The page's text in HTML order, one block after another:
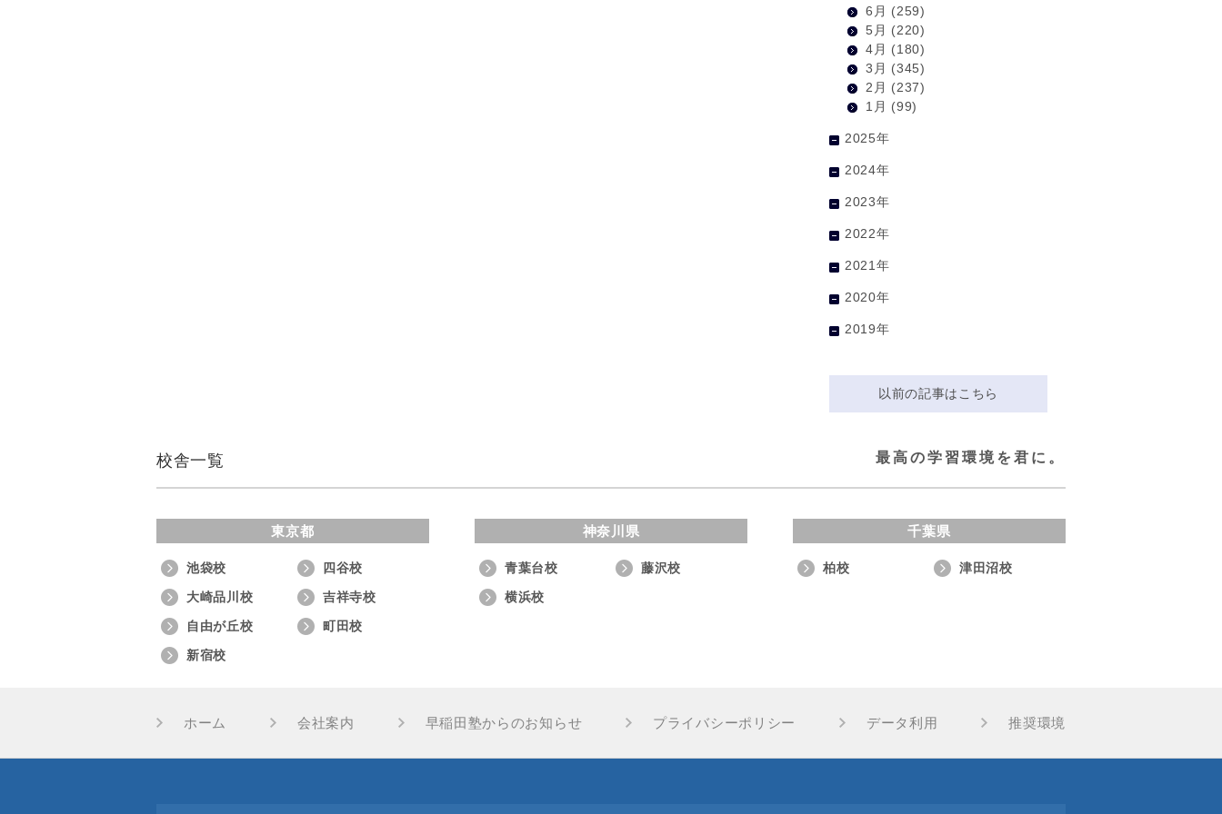
6月 (259)
5月 (220)
4月 (180)
3月 (345)
2月 (237)
1月 (99)
2025年
2024年
2023年
2022年
2021年
2020年
2019年
以前の記事はこちら
校舎一覧 最高の学習環境を君に。
東京都
池袋校
四谷校
大崎品川校
吉祥寺校
自由が丘校
町田校
新宿校
神奈川県
青葉台校
藤沢校
横浜校
千葉県
柏校 津田沼校
ホーム 会社案内 早稲田塾からのお知らせ プライバシーポリシー データ利用 推奨環境